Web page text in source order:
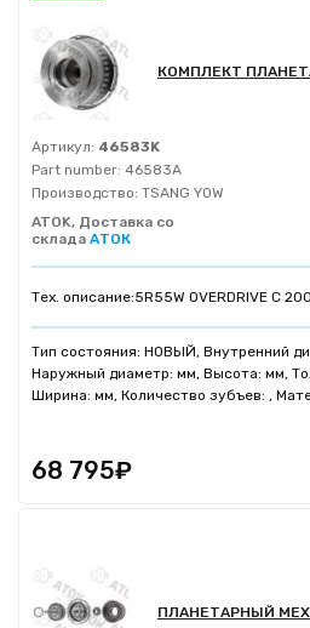
КОМПЛЕКТ
Артикул: 46583K
Part number: 46583A
Производство: TSANG YOW
ATOK, Доставка со
склада АТОК
Тех. описание:5R55W OVERDRIVE С
Тип состояния: НОВЫЙ, Внутренний
Наружный диаметр: мм, Высота: мм,
Ширина: мм, Количество зубъев: ,
68 795₽
ПЛАНЕТАРНЫЙ